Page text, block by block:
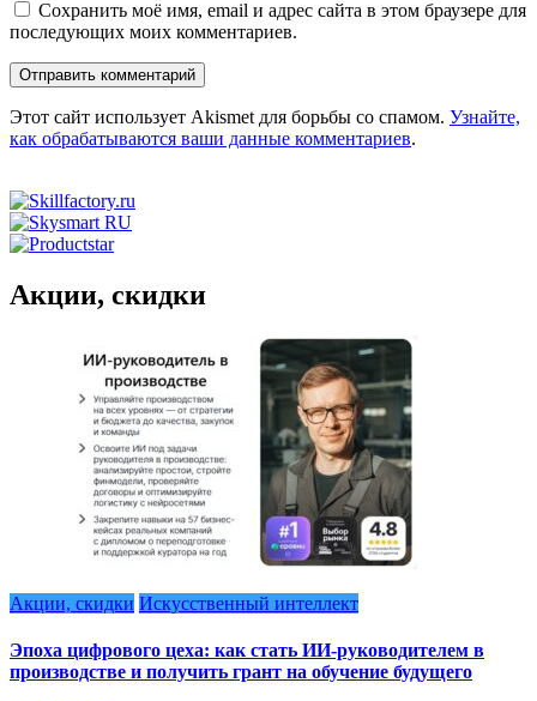
Сохранить моё имя, email и адрес сайта в этом браузере для
последующих моих комментариев.
Этот сайт использует Akismet для борьбы со спамом. Узнайте,
как обрабатываются ваши данные комментариев.
Акции, скидки
Акции, скидки Искусственный интеллект
Эпоха цифрового цеха: как стать ИИ-руководителем в
производстве и получить грант на обучение будущего